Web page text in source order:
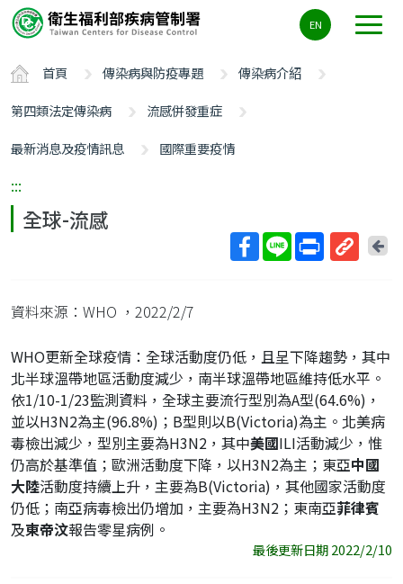
要
容
ALT+C
EN
首頁 傳染病與防疫專題
傳染病介紹
第四類法定傳染病
流感併發重症
最新消息及疫情訊息
國際重要疫情
:::
全球-流感
址
回
資料來源：WHO ，2022/2/7
WHO更新全球疫情：全球活動度仍低，且呈下降趨勢，其中
北半球溫帶地區活動度減少，南半球溫帶地區維持低水平。
依1/10-1/23監測資料，全球主要流行型別為A型(64.6%)，
並以H3N2為主(96.8%)；B型則以B(Victoria)為主。北美病
毒檢出減少，型別主要為H3N2，其中美國ILI活動減少，惟
仍高於基準值；歐洲活動度下降，以H3N2為主；東亞中國
大陸活動度持續上升，主要為B(Victoria)，其他國家活動度
仍低；南亞病毒檢出仍增加，主要為H3N2；東南亞菲律賓
及東帝汶報告零星病例。
最後更新日期 2022/2/10